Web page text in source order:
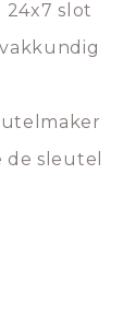
slot
sleutel